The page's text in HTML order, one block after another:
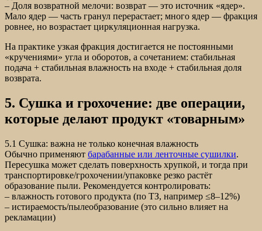
– Доля возвратной мелочи: возврат — это источник «ядер».
Мало ядер — часть гранул перерастает; много ядер — фракция
ровнее, но возрастает циркуляционная нагрузка.
На практике узкая фракция достигается не постоянными
«кручениями» угла и оборотов, а сочетанием: стабильная
подача + стабильная влажность на входе + стабильная доля
возврата.
5. Сушка и грохочение: две операции,
которые делают продукт «товарным»
5.1 Сушка: важна не только конечная влажность
Обычно применяют барабанные или ленточные сушилки.
Пересушка может сделать поверхность хрупкой, и тогда при
транспортировке/грохочении/упаковке резко растёт
образование пыли. Рекомендуется контролировать:
– влажность готового продукта (по ТЗ, например ≤8–12%)
– истираемость/пылеобразование (это сильно влияет на
рекламации)